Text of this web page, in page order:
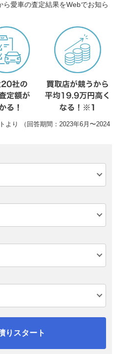
ら愛車の査定結果をWebでお知ら
より （回答期間：2023年6月〜2024
りスタート